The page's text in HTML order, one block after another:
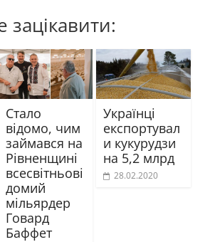
зацікавити:
Стало
відомо, чим
займався на
Рівненщині
всесвітньові
домий
мільярдер
Говард
Баффет
Українці
експортувал
и кукурудзи
на 5,2 млрд
28.02.2020